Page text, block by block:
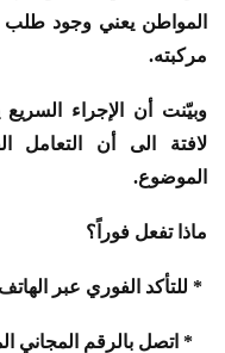
المواطن يعني وجود طلب
مركبته.
وبيّنت أن الإجراء السريع
لافتة الى أن التعامل
الموضوع.
ماذا تفعل فوراً؟
* للتأكد الفوري عبر
* اتصل بالرقم المجاني الموحد: